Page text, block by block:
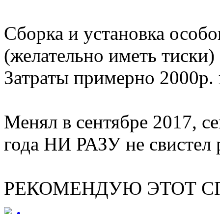
Сборка и установка
(желательно иметь тиски)
Затраты примерно
Менял в сентябре 2017,
года НИ РАЗУ не свистел
РЕКОМЕНДУЮ ЭТОТ